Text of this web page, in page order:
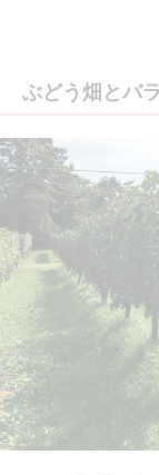
ぶどう畑とバ